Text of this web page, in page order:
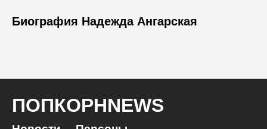
Биография Надежда Ангарская
ПОПКОРНNEWS